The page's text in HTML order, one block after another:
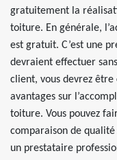
gratuitement la
toiture. En générale,
est gratuit. C’est une
devraient effectuer
client, vous devrez
avantages sur
toiture. Vous pouvez
comparaison de
un prestataire